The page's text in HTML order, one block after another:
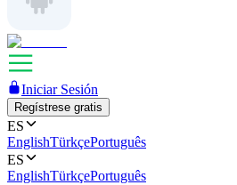
Iniciar Sesión
Regístrese gratis
ES
EnglishTürkçePortuguês
ES
EnglishTürkçePortuguês